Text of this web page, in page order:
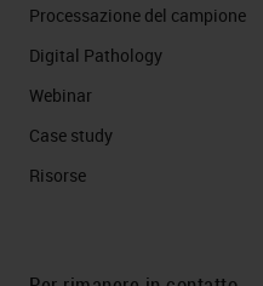
Processazione del campione
Digital Pathology
Webinar
Case study
Risorse